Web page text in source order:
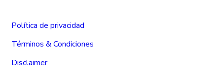
Política de privacidad
Términos & Condiciones
Disclaimer